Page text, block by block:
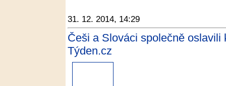
31. 12. 2014, 14:29
Češi a Slováci společně
Týden.cz